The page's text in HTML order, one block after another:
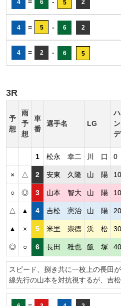
4 6 5 2
4 = 5 - 6 2
4 = 2 - 6 5
3R
予
想
雨
予
想
車
番
選手名 LG
ハ
ン
デ
1 松永 幸二 川 口 0
× △ 2 安東 久隆 山 陽 10
○ ◎ 3 山本 智大 山 陽 10
△ ▲ 4 吉松 憲治 山 陽 20
▲ × 5 米里 崇徳 浜 松 30
◎ ○ 6 長田 稚也 飯 塚 40
スピード、捌き共に一枚上の長田
線先行の山本を対抗視するが、吉